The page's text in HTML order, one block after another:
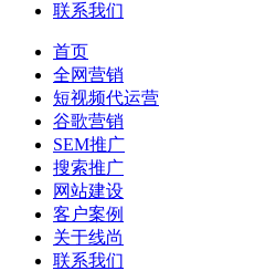
联系我们
首页
全网营销
短视频代运营
谷歌营销
SEM推广
搜索推广
网站建设
客户案例
关于线尚
联系我们